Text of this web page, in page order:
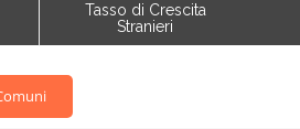
Tasso di Crescita
Stranieri